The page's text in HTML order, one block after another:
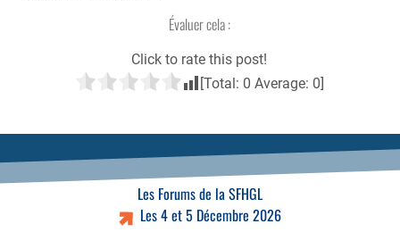
Évaluer cela :
Click to rate this post!
[Total: 0 Average: 0]
Les Forums de la SFHGL
Les 4 et 5 Décembre 2026